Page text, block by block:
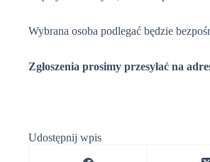
Wybrana osoba podlegać będzie
Zgłoszenia prosimy przesyłać na
Udostępnij wpis